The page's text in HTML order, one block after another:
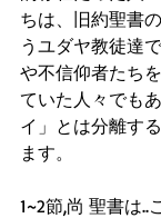
ちは、旧約聖書
うユダヤ教徒達
や不信仰者たち
ていた人々でも
イ」とは分離す
ます。
1~2節,尚 聖書は..